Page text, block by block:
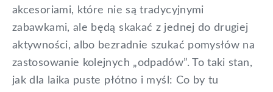
akcesoriami, które nie są tradycyjnymi
zabawkami, ale będą skakać z jednej do drugiej
aktywności, albo bezradnie szukać pomysłów na
zastosowanie kolejnych „odpadów”. To taki stan,
jak dla laika puste płótno i myśl: Co by tu